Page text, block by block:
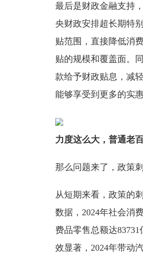
最后是财政金融支持
央财政安排超长期特
贴范围，直接降低消
贴的规模和覆盖面。
款给予财政贴息，减
能够享受到更多的实惠
力度这么大，普通老
那么问题来了，政策
从短期来看，政策的
数据，2024年社会消
费品零售总额达
效显著，2024年带动